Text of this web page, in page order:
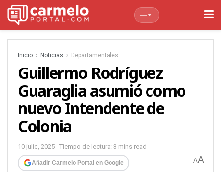
—
Inicio Noticias Departamentales
Guillermo Rodríguez
Guaraglia asumió como
nuevo Intendente de
Colonia
10 julio, 2025 Tiempo de lectura: 3 mins read
Añadir Carmelo Portal en Google AA